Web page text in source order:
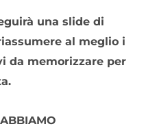
una slide di
al meglio i
da memorizzare per